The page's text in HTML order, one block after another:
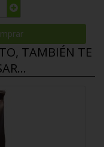
TAMBIÉN TE